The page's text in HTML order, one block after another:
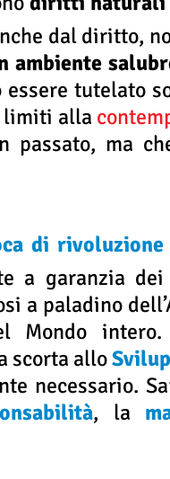
dal diritto,
ambiente
essere tutelato
limiti alla
passato, ma
di
a garanzia
a paladino
Mondo intero.
scorta allo
necessario.
, la